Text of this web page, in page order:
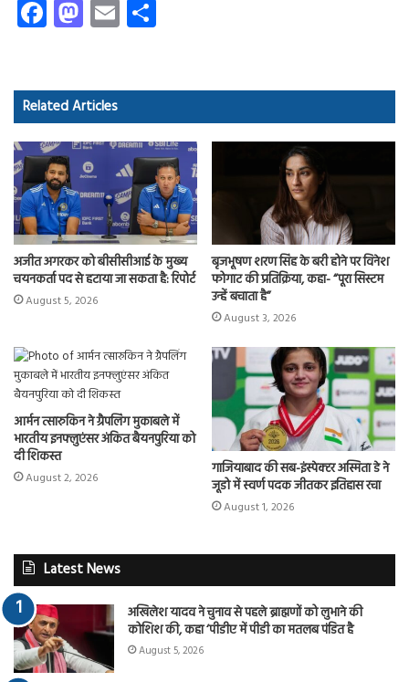
Fa
ce
o
ok
M
as
d
o
n
E
m
Related Articles
अजीत अगरकर को बीसीसीआई के मुख्य
चयनकर्ता पद से हटाया जा सकता है: रिपोर्ट
August 5, 2026
बृजभूषण शरण सिंह के बरी होने पर विनेश
फोगाट की प्रतिक्रिया, कहा- “पूरा सिस्टम
उन्हें बचाता है”
August 3, 2026
आर्मन त्सारुकिन ने ग्रैपलिंग मुकाबले में
भारतीय इनफ्लुएंसर अंकित बैयनपुरिया को
दी शिकस्त
August 2, 2026
गाजियाबाद की सब-इंस्पेक्टर अस्मिता डे ने
जूडो में स्वर्ण पदक जीतकर इतिहास रचा
August 1, 2026
Latest News
अखिलेश यादव ने चुनाव से पहले ब्राह्मणों को लुभाने की
कोशिश की, कहा ‘पीडीए में पीडी का मतलब पंडित है
August 5, 2026